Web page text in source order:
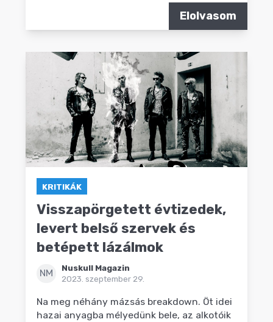
Elolvasom
KRITIKÁK
Visszapörgetett évtizedek,
levert belső szervek és
betépett lázálmok
NM
Nuskull Magazin
2023. szeptember 29.
Na meg néhány mázsás breakdown. Öt idei
hazai anyagba mélyedünk bele, az alkotóik